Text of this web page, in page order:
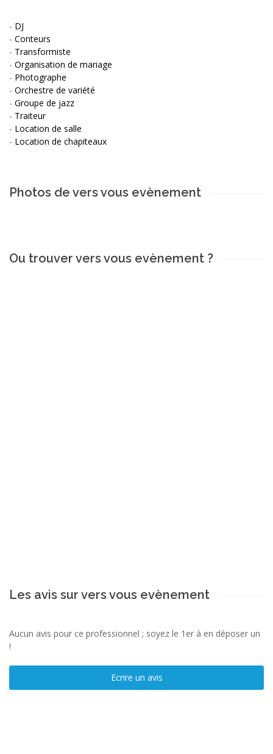
- DJ
- Conteurs
- Transformiste
- Organisation de mariage
- Photographe
- Orchestre de variété
- Groupe de jazz
- Traiteur
- Location de salle
- Location de chapiteaux
Photos de vers vous evènement
Ou trouver vers vous evènement ?
Les avis sur vers vous evènement
Aucun avis pour ce professionnel ; soyez le 1er à en déposer un
!
Ecrire un avis